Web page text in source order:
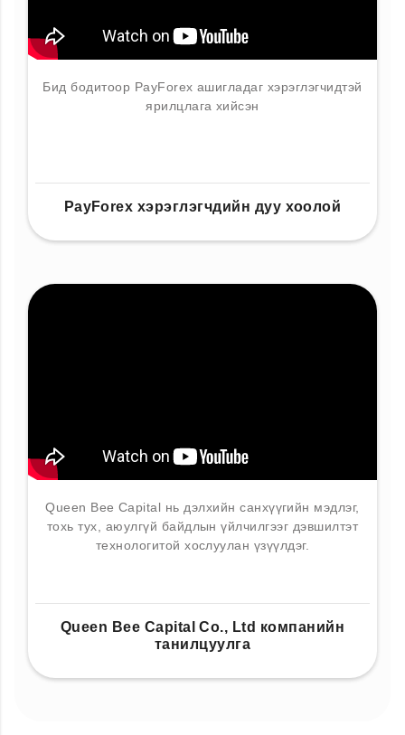
Бид бодитоор PayForex ашигладаг хэрэглэгчидтэй
ярилцлага хийсэн
PayForex хэрэглэгчдийн дуу хоолой
Queen Bee Capital нь дэлхийн санхүүгийн мэдлэг,
тохь тух, аюулгүй байдлын үйлчилгээг дэвшилтэт
технологитой хослуулан үзүүлдэг.
Queen Bee Capital Co., Ltd компанийн
танилцуулга